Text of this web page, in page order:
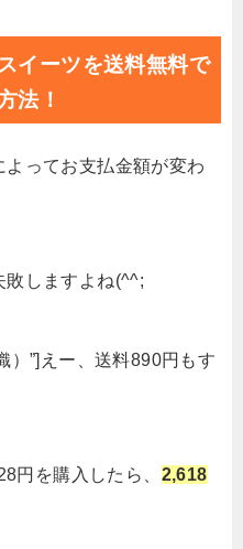
イーツを送料無料で
法！
ってお支払金額が変わ
敗しますよね(^^;
）”]えー、送料890円もす
円を購入したら、 2,618